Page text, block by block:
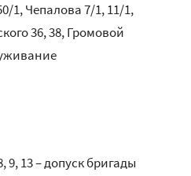
1, Чепалова 7/1, 11/1,
36, 38, Громовой
9, 13 – допуск бригады